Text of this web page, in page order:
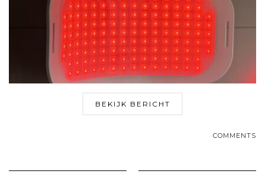
BEKIJK BERICHT
COMMENTS